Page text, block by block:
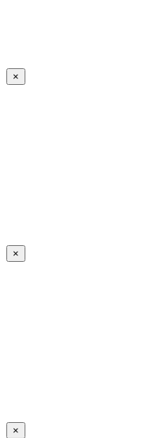
×
×
×